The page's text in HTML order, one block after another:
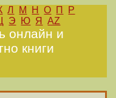
Л М Н О П
Р
Э Ю Я AZ
онлайн и
книги